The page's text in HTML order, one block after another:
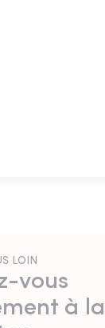
LOIN
vous
à la